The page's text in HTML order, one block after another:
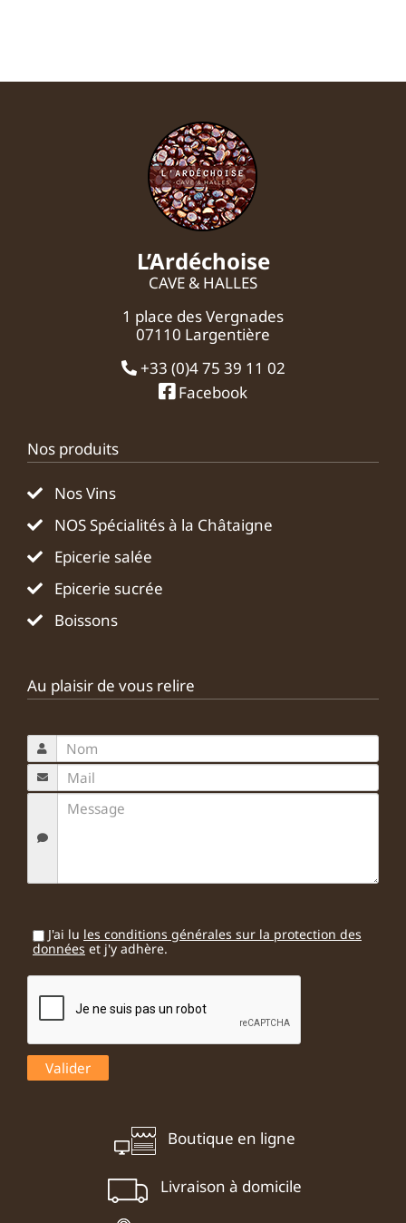
L’Ardéchoise
CAVE & HALLES
1 place des Vergnades
07110 Largentière
+33 (0)4 75 39 11 02
Facebook
Nos produits
Nos Vins
NOS Spécialités à la Châtaigne
Epicerie salée
Epicerie sucrée
Boissons
Au plaisir de vous relire
J'ai lu les conditions générales sur la protection des
données et j'y adhère.
Boutique en ligne
Livraison à domicile